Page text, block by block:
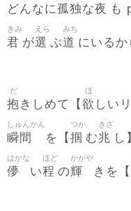
どんなに孤独な夜 も
君
きみ
が選
えら
ぶ道
みち
にいるか
抱
だ
きしめて【 欲
ほ
しい
瞬間
しゅんかん
を【 掴
つか
む兆
きざ
し
儚
はかな
い程
ほど
の輝
かがや
きを【